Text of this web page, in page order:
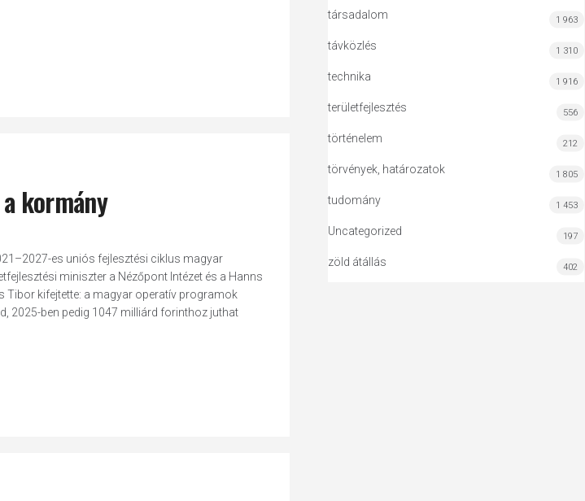
kormány
es uniós fejlesztési ciklus magyar
miniszter a Nézőpont Intézet és a Hanns
Tibor kifejtette: a magyar operatív programok
2025-ben pedig 1047 milliárd forinthoz juthat
társadalom 1 963
távközlés 1 310
technika 1 916
területfejlesztés 556
történelem 212
törvények, határozatok 1 805
tudomány 1 453
Uncategorized 197
zöld átállás 402